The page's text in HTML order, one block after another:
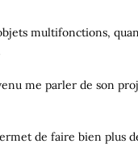
multifonctions,
me parler de son
de faire bien plus